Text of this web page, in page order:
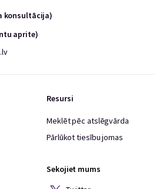
konsultācija)
aprite)
Resursi
Meklēt pēc atslēgvārda
Pārlūkot tiesību jomas
Sekojiet mums